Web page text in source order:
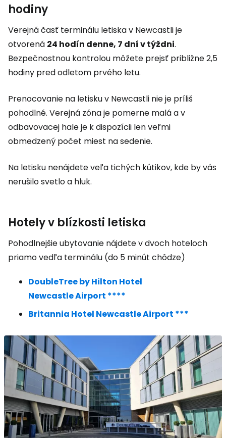
hodiny
Verejná časť terminálu letiska v Newcastli je
otvorená 24 hodín denne, 7 dní v týždni.
Bezpečnostnou kontrolou môžete prejsť približne 2,5
hodiny pred odletom prvého letu.
Prenocovanie na letisku v Newcastli nie je príliš
pohodlné. Verejná zóna je pomerne malá a v
odbavovacej hale je k dispozícii len veľmi
obmedzený počet miest na sedenie.
Na letisku nenájdete veľa tichých kútikov, kde by vás
nerušilo svetlo a hluk.
Hotely v blízkosti letiska
Pohodlnejšie ubytovanie nájdete v dvoch hoteloch
priamo vedľa terminálu (do 5 minút chôdze)
DoubleTree by Hilton Hotel
Newcastle Airport ****
Britannia Hotel Newcastle Airport ***